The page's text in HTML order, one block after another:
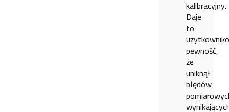
kalibracyjny.
Daje
to
pewność,
że
uniknął
błędów